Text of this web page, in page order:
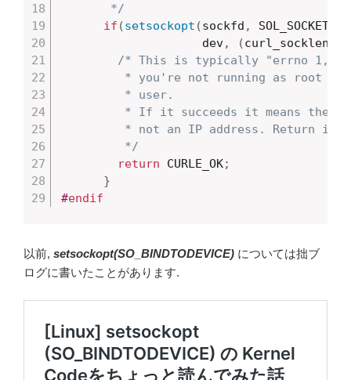
       */
if (setsockopt (sockfd , SOL_SOCKET
                    dev
, (curl_socklen_t
/* This is typically "errno 1,
* you're not running as root or
         * user.
* If it succeeds it means the
* not an IP address. Return
         */
return CURLE_OK;
}
#endif
以前, setsockopt(SO_BINDTODEVICE) については拙ブ
ログに書いたことがあります.